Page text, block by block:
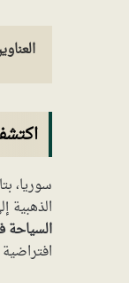
سوريا،
الذهبية